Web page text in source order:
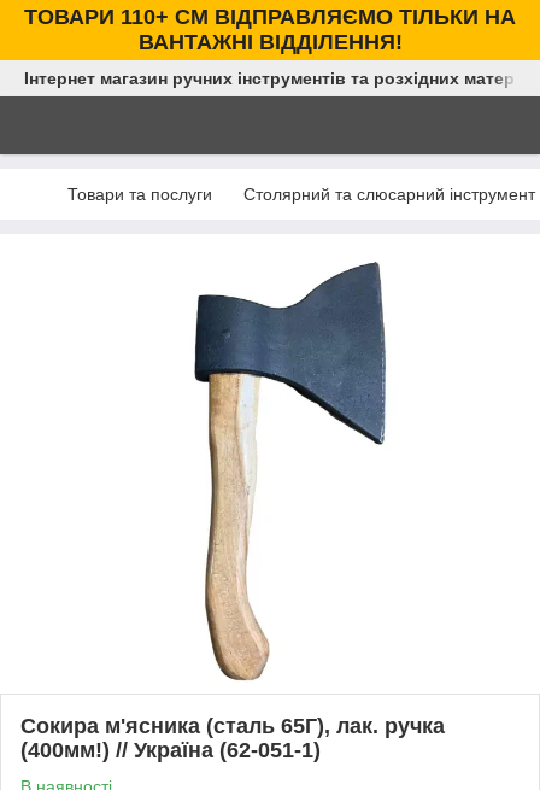
ТОВАРИ 110+ СМ ВІДПРАВЛЯЄМО ТІЛЬКИ НА
ВАНТАЖНІ ВІДДІЛЕННЯ!
Інтернет магазин ручних інструментів та розхідних
Товари та послуги Столярний та слюсарний інструмент
Сокира м'ясника (сталь 65Г), лак. ручка
(400мм!) // Україна (62-051-1)
В наявності